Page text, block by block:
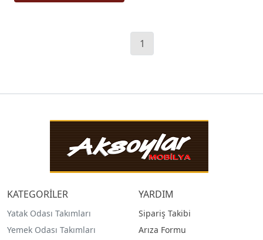
1
KATEGORİLER
Yatak Odası Takımları
Yemek Odası Takımları
YARDIM
Sipariş Takibi
Arıza Formu